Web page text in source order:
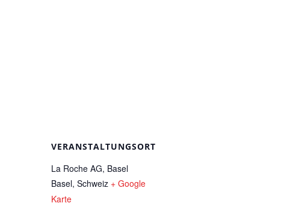
VERANSTALTUNGSORT
La Roche AG, Basel
Basel, Schweiz + Google
Karte